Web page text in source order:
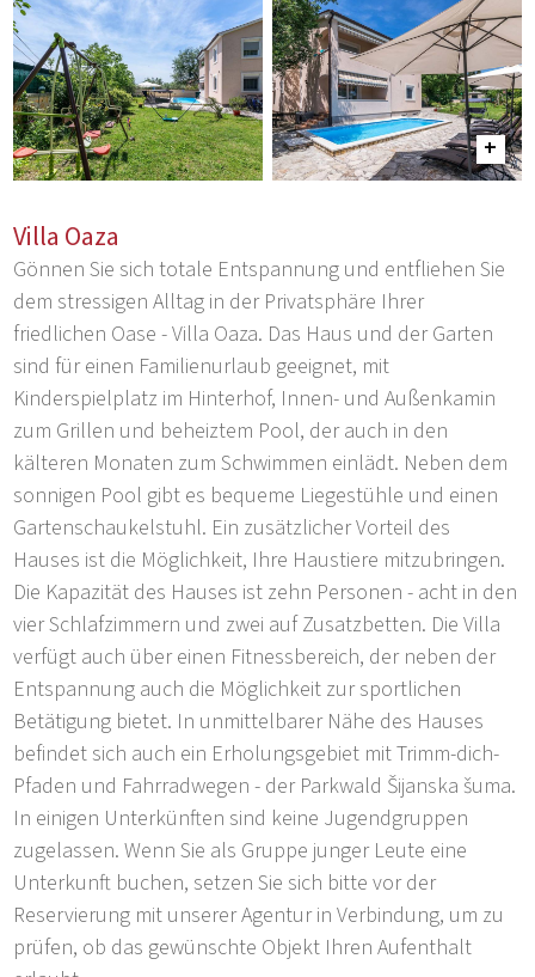
Villa Oaza
Gönnen Sie sich totale Entspannung und entfliehen Sie
dem stressigen Alltag in der Privatsphäre Ihrer
friedlichen Oase - Villa Oaza. Das Haus und der Garten
sind für einen Familienurlaub geeignet, mit
Kinderspielplatz im Hinterhof, Innen- und Außenkamin
zum Grillen und beheiztem Pool, der auch in den
kälteren Monaten zum Schwimmen einlädt. Neben dem
sonnigen Pool gibt es bequeme Liegestühle und einen
Gartenschaukelstuhl. Ein zusätzlicher Vorteil des
Hauses ist die Möglichkeit, Ihre Haustiere mitzubringen.
Die Kapazität des Hauses ist zehn Personen - acht in den
vier Schlafzimmern und zwei auf Zusatzbetten. Die Villa
verfügt auch über einen Fitnessbereich, der neben der
Entspannung auch die Möglichkeit zur sportlichen
Betätigung bietet. In unmittelbarer Nähe des Hauses
befindet sich auch ein Erholungsgebiet mit Trimm-dich-
Pfaden und Fahrradwegen - der Parkwald Šijanska šuma.
In einigen Unterkünften sind keine Jugendgruppen
zugelassen. Wenn Sie als Gruppe junger Leute eine
Unterkunft buchen, setzen Sie sich bitte vor der
Reservierung mit unserer Agentur in Verbindung, um zu
prüfen, ob das gewünschte Objekt Ihren Aufenthalt